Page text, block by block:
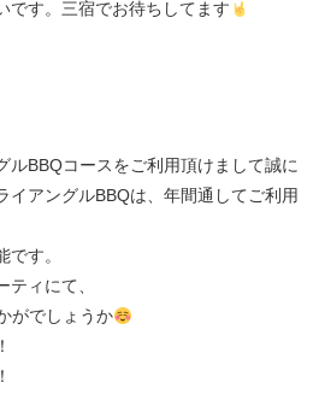
です。三宿でお待ちしてます
ルBBQコースをご利用頂けまして誠に
イアングルBBQは、年間通してご利用
す。
ィにて、
がでしょうか